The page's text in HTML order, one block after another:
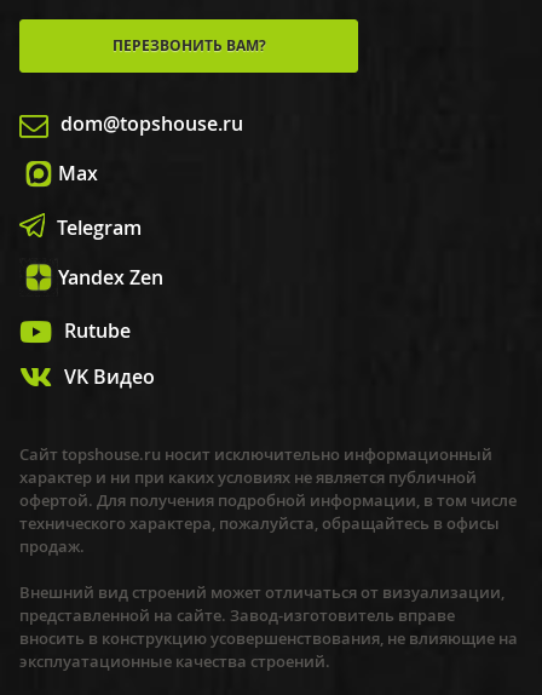
ПЕРЕЗВОНИТЬ ВАМ?
dom@topshouse.ru
Max
Telegram
Yandex Zen
Rutube
VK Видео
Сайт topshouse.ru носит исключительно информационный
характер и ни при каких условиях не является публичной
офертой. Для получения подробной информации, в том числе
технического характера, пожалуйста, обращайтесь в офисы
продаж.
Внешний вид строений может отличаться от визуализации,
представленной на сайте. Завод-изготовитель вправе
вносить в конструкцию усовершенствования, не влияющие на
эксплуатационные качества строений.